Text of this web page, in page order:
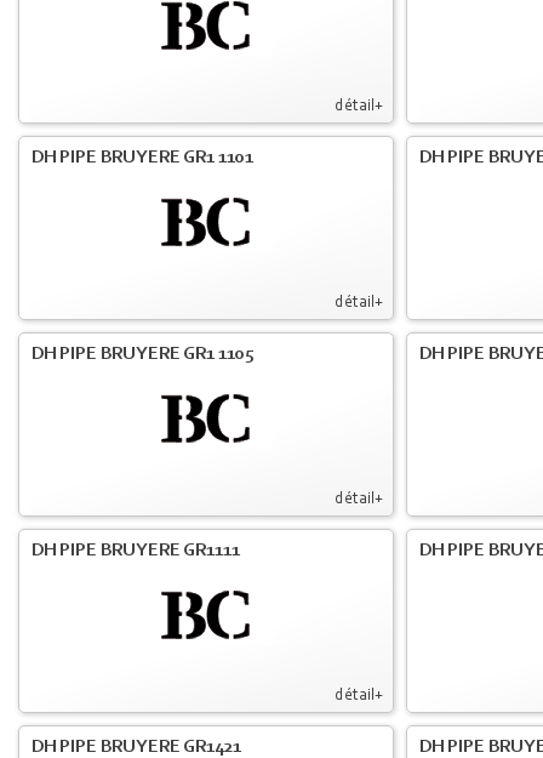
détail+
détail+
DH PIPE BRUYERE GR1 1101 DH PIPE
détail+
DH PIPE BRUYERE GR1 1105 DH PIPE
détail+
DH PIPE BRUYERE GR1111 DH PIPE
DH PIPE BRUYERE GR1421 DH PIPE